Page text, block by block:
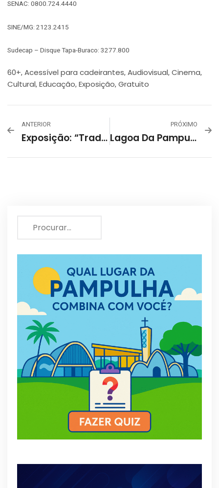
SENAC: 0800.724.4440
SINE/MG: 2123.2415
Sudecap – Disque Tapa-Buraco: 3277.800
60+, Acessível para cadeirantes, Audiovisual, Cinema,
Cultural, Educação, Exposição, Gratuito
ANTERIOR
Exposição: “Tradição Em Movimento” – Coletivo 6+1
PRÓXIMO
Lagoa Da Pampulha Recebe Caravelas Ecológicas Para Monitorar Água